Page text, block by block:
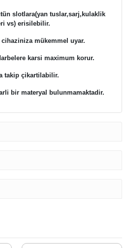
slotlara(yan tuslar,sarj,kulaklik
vs) erisilebilir.
mükemmel uyar.
karsi maximum korur.
takip çikartilabilir.
bir materyal bulunmamaktadir.